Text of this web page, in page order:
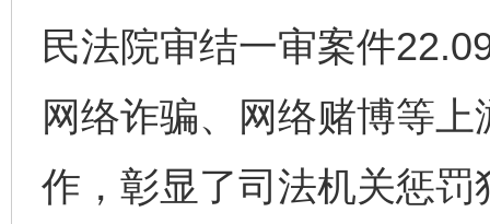
民法院审结一审案件
网络诈骗、网络赌博等
作，彰显了司法机关惩